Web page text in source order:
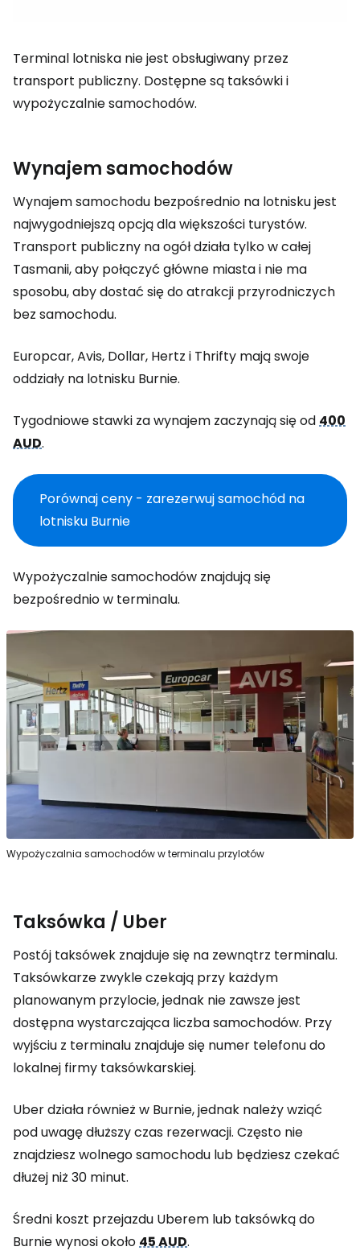
Terminal lotniska nie jest obsługiwany przez
transport publiczny. Dostępne są taksówki i
wypożyczalnie samochodów.
Wynajem samochodów
Wynajem samochodu bezpośrednio na lotnisku jest
najwygodniejszą opcją dla większości turystów.
Transport publiczny na ogół działa tylko w całej
Tasmanii, aby połączyć główne miasta i nie ma
sposobu, aby dostać się do atrakcji przyrodniczych
bez samochodu.
Europcar, Avis, Dollar, Hertz i Thrifty mają swoje
oddziały na lotnisku Burnie.
Tygodniowe stawki za wynajem zaczynają się od400
AUD.
Porównaj ceny - zarezerwuj samochód na
lotnisku Burnie
Wypożyczalnie samochodów znajdują się
bezpośrednio w terminalu.
Wypożyczalnia samochodów w terminalu przylotów
Taksówka / Uber
Postój taksówek znajduje się na zewnątrz terminalu.
Taksówkarze zwykle czekają przy każdym
planowanym przylocie, jednak nie zawsze jest
dostępna wystarczająca liczba samochodów. Przy
wyjściu z terminalu znajduje się numer telefonu do
lokalnej firmy taksówkarskiej.
Uber działa również w Burnie, jednak należy wziąć
pod uwagę dłuższy czas rezerwacji. Często nie
znajdziesz wolnego samochodu lub będziesz czekać
dłużej niż 30 minut.
Średni koszt przejazdu Uberem lub taksówką do
Burnie wynosi około45 AUD.